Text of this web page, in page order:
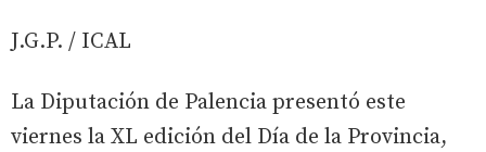
J.G.P. / ICAL
La Diputación de Palencia presentó este
viernes la XL edición del Día de la Provincia,